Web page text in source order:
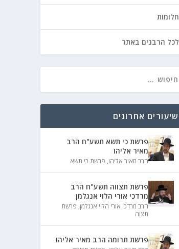
חלומות
לכל הרבנים באתר
שיעורים אחרונים
פרשת כי תשא תשע"ח הרב
מאיר אליהו
הרב מאיר אליהו, פרשת כי תשא
פרשת תצווה תשע"ח הרב
מרדכי אורי הלוי אנגלמן
הרב מרדכי אורי הלוי אנגלמן, פרשת
תצוה
פרשת תרומה הרב מאיר אליהו